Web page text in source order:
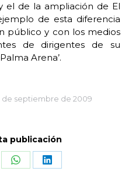
el de la ampliación de El
de esta diferencia
público y con los medios
de dirigentes de su
Arena’.
de septiembre de 2009
publicación
Share Share